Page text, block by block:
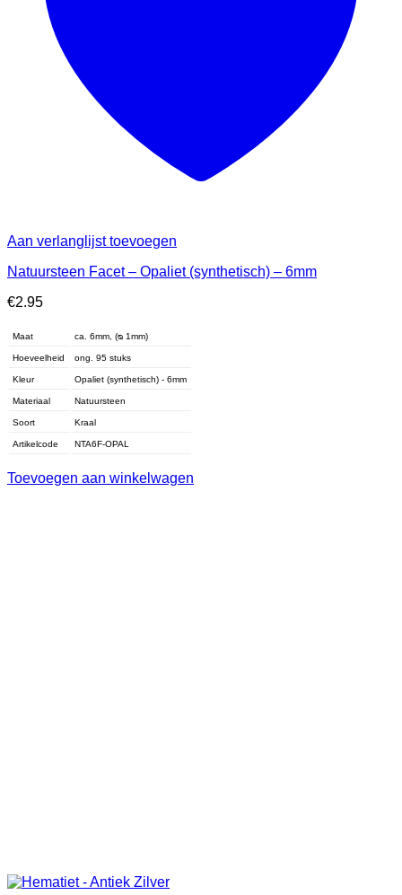
Aan verlanglijst toevoegen
Natuursteen Facet – Opaliet (synthetisch) – 6mm
€2.95
Maat ca. 6mm, (ᴓ 1mm)
Hoeveelheid ong. 95 stuks
Kleur Opaliet (synthetisch) - 6mm
Materiaal Natuursteen
Soort Kraal
Artikelcode NTA6F-OPAL
Toevoegen aan winkelwagen